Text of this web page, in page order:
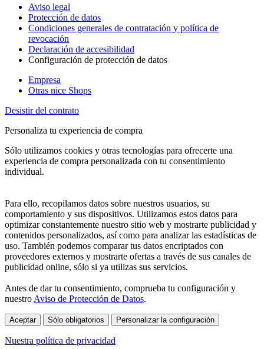
Aviso legal
Protección de datos
Condiciones generales de contratación y política de
revocación
Declaración de accesibilidad
Configuración de protección de datos
Empresa
Otras nice Shops
Desistir del contrato
Personaliza tu experiencia de compra
Sólo utilizamos cookies y otras tecnologías para ofrecerte una
experiencia de compra personalizada con tu consentimiento
individual.
Para ello, recopilamos datos sobre nuestros usuarios, su
comportamiento y sus dispositivos. Utilizamos estos datos para
optimizar constantemente nuestro sitio web y mostrarte publicidad y
contenidos personalizados, así como para analizar las estadísticas de
uso. También podemos comparar tus datos encriptados con
proveedores externos y mostrarte ofertas a través de sus canales de
publicidad online, sólo si ya utilizas sus servicios.
Antes de dar tu consentimiento, comprueba tu configuración y
nuestro Aviso de Protección de Datos.
Aceptar Sólo obligatorios Personalizar la configuración
Nuestra política de privacidad